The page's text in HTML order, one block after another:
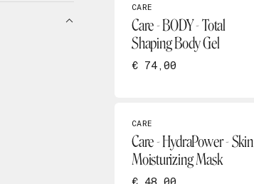
CARE
Care - BODY - Total
Shaping Body Gel
€ 74,00
CARE
Care - HydraPower - Skin
Moisturizing Mask